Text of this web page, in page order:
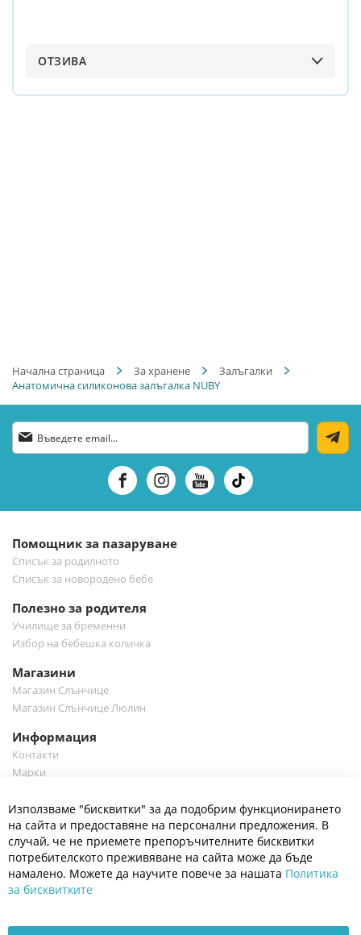
Начална страница За хранене
Залъгалки
Анатомична силиконова залъгалка NUBY
ОТЗИВА
Абонирай
се
бюлетин:
Помощник за пазаруване
Списък за родилното
Списък за новородено бебе
Полезно за родителя
Училище за бременни
Избор на бебешка количка
Магазини
Магазин Слънчице
Магазин Слънчице Люлин
Информация
Контакти
Марки
Полезно
Общи условия
Политика за поверителност
Платформа за OPC
Доставка и плащане
Използваме "бисквитки" за да подобрим функционирането
на сайта и предоставяне на персонални предложения. В
случай, че не приемете препоръчителните бисквитки
потребителското преживяване на сайта може да бъде
намалено. Можете да научите повече за нашата Политика
за бисквитките